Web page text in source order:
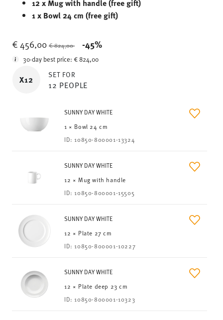
12 x Mug with handle (free gift)
1 x Bowl 24 cm (free gift)
€ 456,00 Price reduced from
€ 824,00 -45%
30-day best price:€ 824,00
X12 SET FOR
12 PEOPLE
SUNNY DAY WHITE
1 × Bowl 24 cm
ID:10850-800001-13324
SUNNY DAY WHITE
12 × Mug with handle
ID:10850-800001-15505
SUNNY DAY WHITE
12 × Plate 27 cm
ID:10850-800001-10227
SUNNY DAY WHITE
12 × Plate deep 23 cm
ID:10850-800001-10323